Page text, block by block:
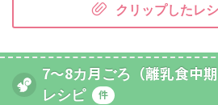
クリップしたレ
7～8カ月ごろ（離乳食中
レシピ
件